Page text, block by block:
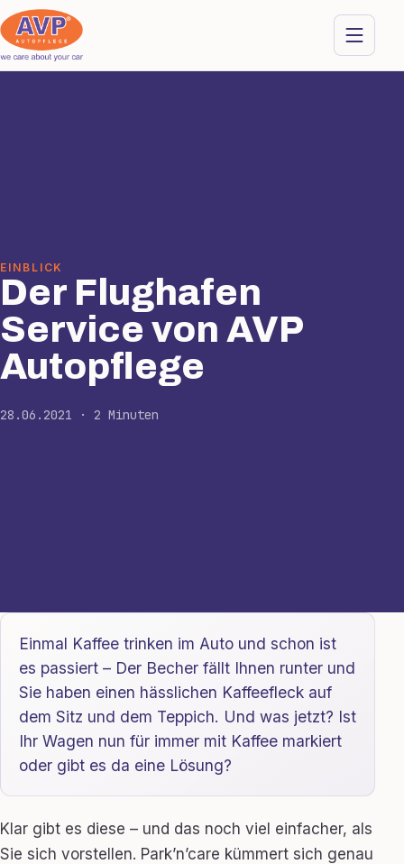
EINBLICK
Der Flughafen
Service von AVP
Autopflege
28.06.2021 · 2 Minuten
Einmal Kaffee trinken im Auto und schon ist
es passiert – Der Becher fällt Ihnen runter und
Sie haben einen hässlichen Kaffeefleck auf
dem Sitz und dem Teppich. Und was jetzt? Ist
Ihr Wagen nun für immer mit Kaffee markiert
oder gibt es da eine Lösung?
Klar gibt es diese – und das noch viel einfacher, als
Sie sich vorstellen. Park’n’care kümmert sich genau